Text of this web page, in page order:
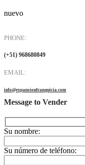
nuevo
PHONE:
(+51) 968680849
EMAIL:
info@expansionfranquicia.com
Message to Vender
Su nombre:
Su número de teléfono: